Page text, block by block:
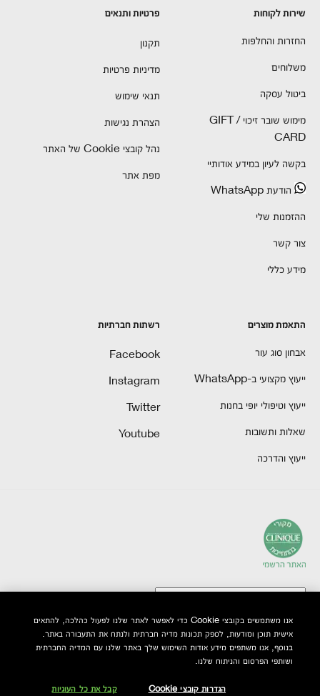
שירות לקוחות
החזרות והחלפות
משלוחים
ביטול עסקה
מימוש שובר זיכוי / GIFT
CARD
בקשה לעיון במידע אודותיי
הודעת WhatsApp
ההזמנות שלי
צור קשר
מידע כללי
פרטיות ותנאים
תקנון
מדיניות פרטיות
תנאי שימוש
הצהרת נגישות
נהל קובצי Cookie של האתר
מפת אתר
התאמת מוצרים
אבחון סוג עור
ייעוץ מקצועי ב-WhatsApp
ייעוץ וטיפולי יופי בחנות
שאלות ותשובות
ייעוץ והדרכה
רשתות חברתיות
Facebook
Instagram
Twitter
Youtube
אנו משתמשים בקובצי Cookie כדי לאפשר לאתר שלנו לפעול כהלכה, להתאים
אישית תוכן ומודעות, לספק תכונות מדיה חברתית ולנתח את התעבורה באתר.
בנוסף, אנו משתפים מידע אודות השימוש שלך באתר שלנו עם המדיה החברתית
ושותפי הפרסום והניתוח שלנו.
הגדרות קובצי Cookie קבל את כל העוגיות